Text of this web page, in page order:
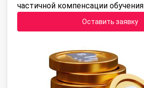
частичной компенсации обучения
Оставить заявку